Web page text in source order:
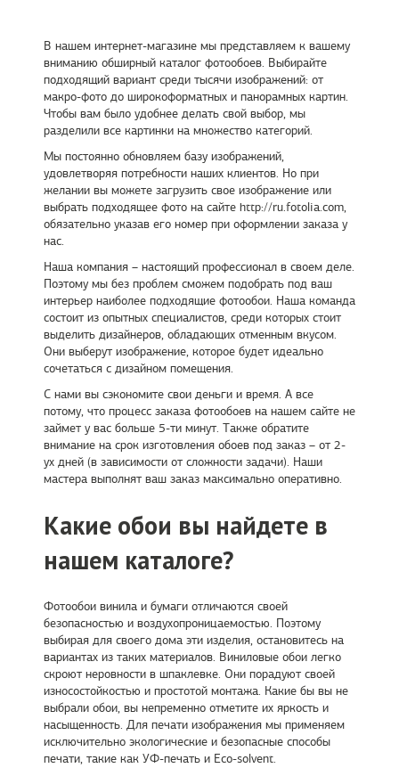
В нашем интернет-магазине мы представляем к вашему
вниманию обширный каталог фотообоев. Выбирайте
подходящий вариант среди тысячи изображений: от
макро-фото до широкоформатных и панорамных картин.
Чтобы вам было удобнее делать свой выбор, мы
разделили все картинки на множество категорий.
Мы постоянно обновляем базу изображений,
удовлетворяя потребности наших клиентов. Но при
желании вы можете загрузить свое изображение или
выбрать подходящее фото на сайте http://ru.fotolia.com,
обязательно указав его номер при оформлении заказа у
нас.
Наша компания – настоящий профессионал в своем деле.
Поэтому мы без проблем сможем подобрать под ваш
интерьер наиболее подходящие фотообои. Наша команда
состоит из опытных специалистов, среди которых стоит
выделить дизайнеров, обладающих отменным вкусом.
Они выберут изображение, которое будет идеально
сочетаться с дизайном помещения.
С нами вы сэкономите свои деньги и время. А все
потому, что процесс заказа фотообоев на нашем сайте не
займет у вас больше 5-ти минут. Также обратите
внимание на срок изготовления обоев под заказ – от 2-
ух дней (в зависимости от сложности задачи). Наши
мастера выполнят ваш заказ максимально оперативно.
Какие обои вы найдете в
нашем каталоге?
Фотообои винила и бумаги отличаются своей
безопасностью и воздухопроницаемостью. Поэтому
выбирая для своего дома эти изделия, остановитесь на
вариантах из таких материалов. Виниловые обои легко
скроют неровности в шпаклевке. Они порадуют своей
износостойкостью и простотой монтажа. Какие бы вы не
выбрали обои, вы непременно отметите их яркость и
насыщенность. Для печати изображения мы применяем
исключительно экологические и безопасные способы
печати, такие как УФ-печать и Eco-solvent.